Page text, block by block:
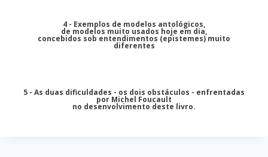
4 - Exemplos de modelos antológicos,
de modelos muito usados hoje em dia,
concebidos sob entendimentos (epistemes) muito
diferentes
5 - As duas dificuldades - os dois obstáculos - enfrentadas
por Michel Foucault
no desenvolvimento deste livro.